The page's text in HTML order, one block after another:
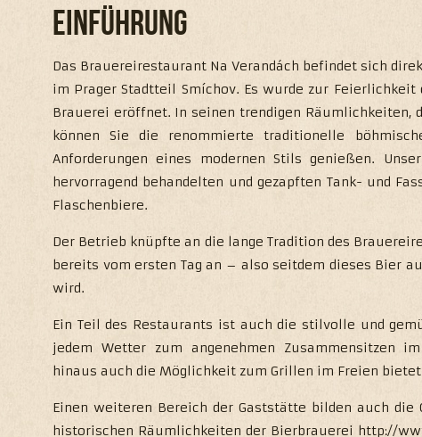
Einführung
Das Brauereirestaurant Na Verandách befindet sich
im Prager Stadtteil Smíchov. Es wurde zur Feierlichkeit
Brauerei eröffnet. In seinen trendigen Räumlichkeiten,
können Sie die renommierte traditionelle
Anforderungen eines modernen Stils genießen.
hervorragend behandelten und gezapften Tank- und
Flaschenbiere.
Der Betrieb knüpfte an die lange Tradition des
bereits vom ersten Tag an – also seitdem dieses Bier
wird.
Ein Teil des Restaurants ist auch die stilvolle und
jedem Wetter zum angenehmen Zusammensitzen
hinaus auch die Möglichkeit zum Grillen im Freien
Einen weiteren Bereich der Gaststätte bilden auch die
historischen Räumlichkeiten der Bierbrauerei http://